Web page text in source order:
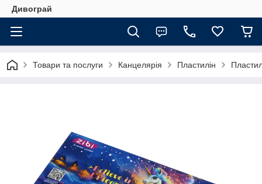
Дивограй
Товари та послуги Канцелярія Пластилін